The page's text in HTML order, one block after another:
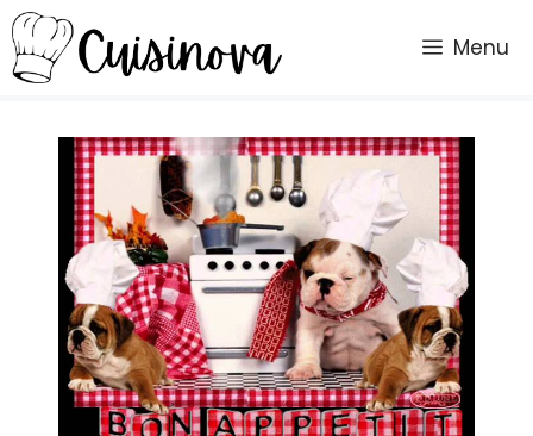
Vai
al
contenuto
Menu